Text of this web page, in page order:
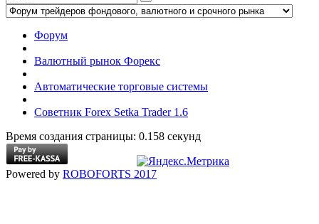
Форум
Валютный рынок Форекс
Автоматические торговые системы
Советник Forex Setka Trader 1.6
Время создания страницы: 0.158 секунд
Powered by ROBOFORTS 2017